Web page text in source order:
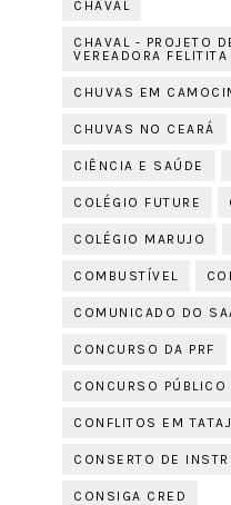
CHAVAL
CHAVAL - PROJETO
VEREADORA FELITITA
CHUVAS EM
CHUVAS NO CEARÁ
CIÊNCIA E SAÚDE
COLÉGIO FUTURE
COLÉGIO MARUJO
COMBUSTÍVEL
COMUNICADO DO
CONCURSO DA PRF
CONCURSO PÚBLICO
CONFLITOS EM
CONSERTO DE
CONSIGA CRED